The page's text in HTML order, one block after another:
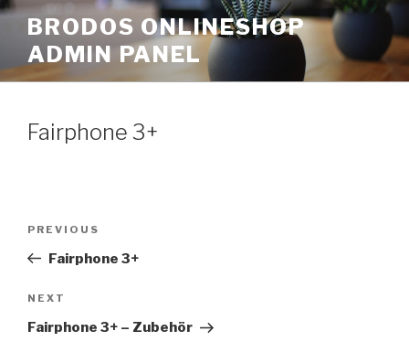
Skip
content
BRODOS ONLINESHOP
ADMIN PANEL
Fairphone 3+
Previous
Post
PREVIOUS
Fairphone 3+
Next
Post
NEXT
Fairphone 3+ – Zubehör